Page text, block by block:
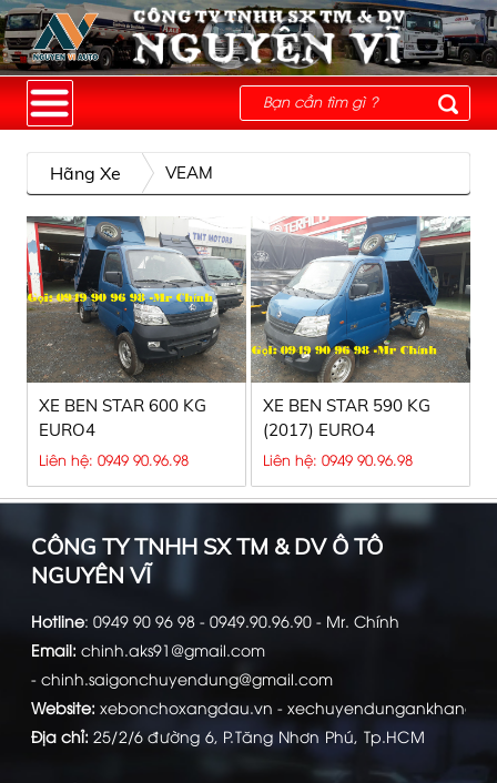
Hãng Xe VEAM
XE BEN STAR 600 KG
EURO4
Liên hệ: 0949 90.96.98
XE BEN STAR 590 KG
(2017) EURO4
Liên hệ: 0949 90.96.98
CÔNG TY TNHH SX TM & DV Ô TÔ
NGUYÊN VĨ
Hotline: 0949 90 96 98 - 0949.90.96.90 - Mr. Chính
Email: chinh.aks91@gmail.com
- chinh.saigonchuyendung@gmail.com
Website: xebonchoxangdau.vn -
Địa chỉ: 25/2/6 đường 6, P.Tăng Nhơn Phú, Tp.HCM